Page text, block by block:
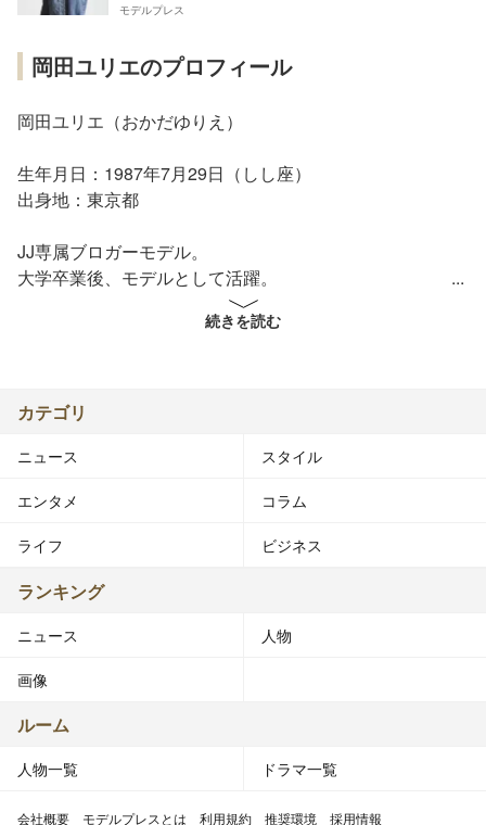
モデルプレス
岡田ユリエのプロフィール
岡田ユリエ（おかだゆりえ）
生年月日：1987年7月29日（しし座）
出身地：東京都
JJ専属ブロガーモデル。
大学卒業後、モデルとして活躍。
ファッションだけでなく食と美容に関する知識が豊富で、
続きを読む
カテゴリ
ニュース スタイル
エンタメ コラム
ライフ ビジネス
ランキング
ニュース 人物
画像
ルーム
人物一覧 ドラマ一覧
会社概要 モデルプレスとは 利用規約 推奨環境 採用情報